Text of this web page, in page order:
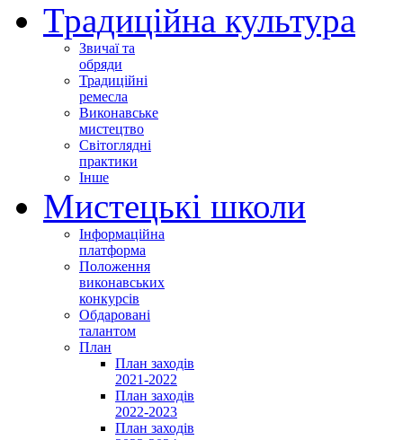
Традиційна культура
Звичаї та
обряди
Традиційні
ремесла
Виконавське
мистецтво
Світоглядні
практики
Інше
Мистецькі школи
Інформаційна
платформа
Положення
виконавських
конкурсів
Обдаровані
талантом
План
План заходів
2021-2022
План заходів
2022-2023
План заходів